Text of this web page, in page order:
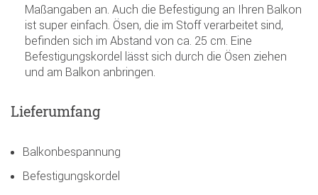
Maßangaben an. Auch die Befestigung an Ihren Balkon
ist super einfach. Ösen, die im Stoff verarbeitet sind,
befinden sich im Abstand von ca. 25 cm. Eine
Befestigungskordel lässt sich durch die Ösen ziehen
und am Balkon anbringen.
Lieferumfang
Balkonbespannung
Befestigungskordel